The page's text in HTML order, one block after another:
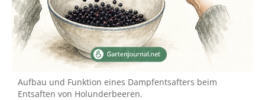
Aufbau und Funktion eines Dampfentsafters beim
Entsaften von Holunderbeeren.